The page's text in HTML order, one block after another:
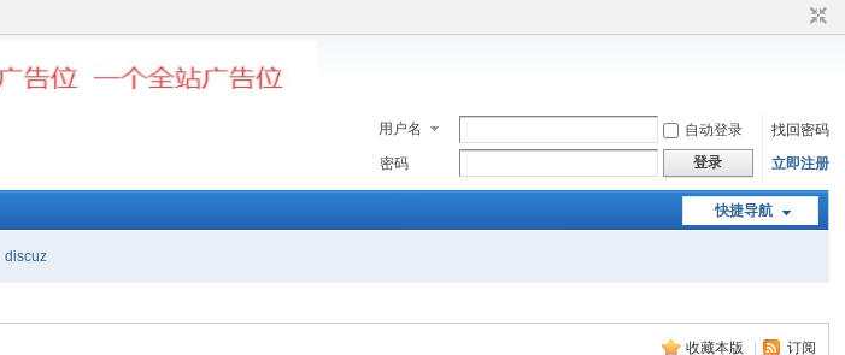
用户名 自动登录
找回密码
密码
登录 立即注册
快捷导航
discuz
收藏本版 订阅